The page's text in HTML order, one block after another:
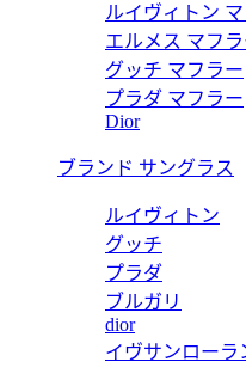
ルイヴィトン
エルメス マフ
グッチ マフラー
プラダ マフラー
Dior
ブランド サングラス
ルイヴィトン
グッチ
プラダ
ブルガリ
dior
イヴサンローラ